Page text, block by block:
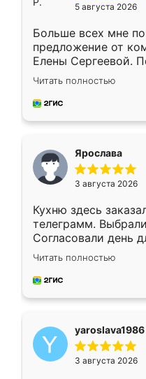
5 августа 2026
Больше всех мне
предложение от
Елены Сергеевой.
короткие сроки
для замера
предложил по
Читать полностью
Ярослава
3 августа 2026
Кухню здесь
телеграмм.
Согласовали день
недели кухня была
довольны работой.
мебель за
Читать полностью
yaroslava1986
3 августа 2026